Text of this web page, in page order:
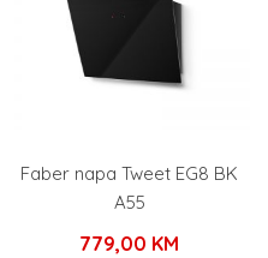
Faber napa Tweet EG8 BK
A55
779,00 KM